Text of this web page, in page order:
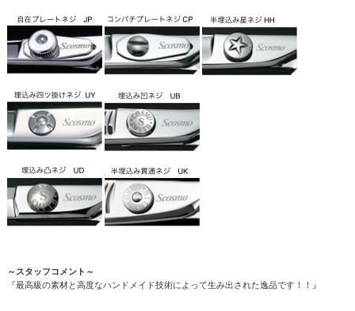
～スタッフコメント～
『最高級の素材と高度なハンドメイド技術によって生み出された逸品です！！』